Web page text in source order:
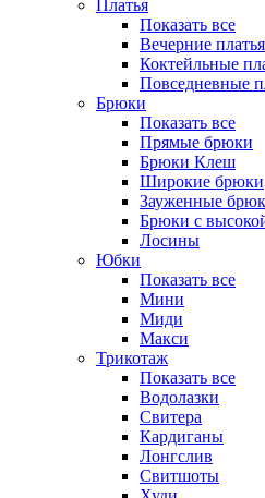
Платья
Показать все
Вечерние платья
Коктейльные
Повседневные
Брюки
Показать все
Прямые брюки
Брюки Клеш
Широкие брюки
Зауженные
Брюки с
Лосины
Юбки
Показать все
Мини
Миди
Макси
Трикотаж
Показать все
Водолазки
Свитера
Кардиганы
Лонгслив
Свитшоты